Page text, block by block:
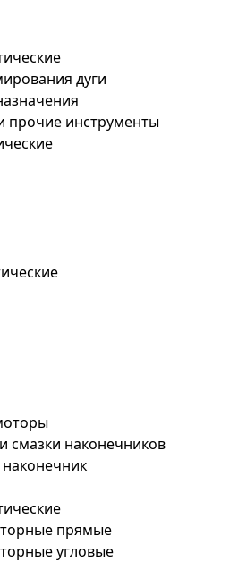
дуги
прочие инструменты
смазки наконечников
прямые
угловые